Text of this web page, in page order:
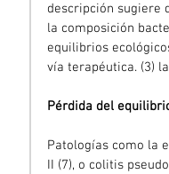
descripción sugiere
la composición
equilibrios
vía terapéutica. (3)
Pérdida del
Patologías como la
II (7), o colitis